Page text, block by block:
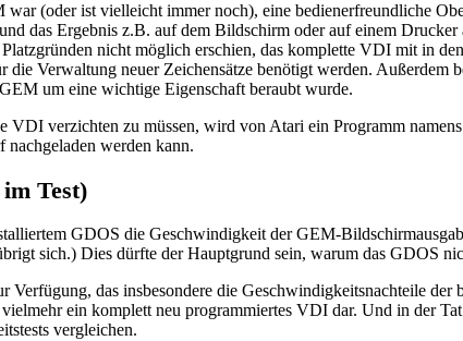
(oder ist vielleicht immer noch), eine bedienerfreundliche
das Ergebnis z.B. auf dem Bildschirm oder auf einem
nicht möglich erschien, das komplette VDI mit in
die Verwaltung neuer Zeichensätze benötigt werden.
um eine wichtige Eigenschaft beraubt wurde.
VDI verzichten zu müssen, wird von Atari ein Programm
werden kann.
Test)
GDOS die Geschwindigkeit der GEM-
sich.) Dies dürfte der Hauptgrund sein, warum das GDOS
das insbesondere die Geschwindigkeitsnachteile
ein komplett neu programmiertes VDI dar. Und in der
vergleichen.